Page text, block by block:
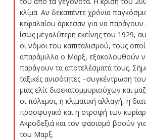
κλίμα. Αν δεκαπέντε χρόνια
κεφαλαίου άρκεσαν για να παράγουν
ίσως μεγαλύτερη εκείνης του 1929,
οι νόμοι του καπιταλισμού, τους
απαράμιλλα ο Μαρξ, εξακολουθούν
παράγουν τα αποτελέσματά τους.
ταξικές ανισότητες –συγκέντρωση
μιας ελίτ δισεκατομμυριούχων και
οι πόλεμοι, η κλιματική αλλαγή, η
προσφυγικό και η στροφή των
Ακροδεξιά και τον φασισμό βοούν
του Μαρξ.